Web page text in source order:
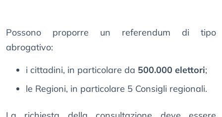
Possono proporre un referendum di tipo
abrogativo:
i cittadini, in particolare da 500.000 elettori;
le Regioni, in particolare 5 Consigli regionali.